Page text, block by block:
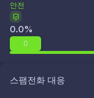
안전
0.0%
0
스팸전화 대응